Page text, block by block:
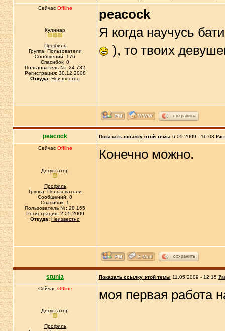
Сейчас Offline
Кулинар
Профиль
Группа: Пользователи
Сообщений: 176
Спасибок: 0
Пользователь №: 24 732
Регистрация: 30.12.2008
Откуда: Неизвестно
peacock
Я когда научусь
), то твоих
сохранить
peacock Показать ссылку этой темы 6.05.2009 - 16:03
Сейчас Offline
Дегустатор
Профиль
Группа: Пользователи
Сообщений: 8
Спасибок: 1
Пользователь №: 28 165
Регистрация: 2.05.2009
Откуда: Неизвестно
Конечно можно.
сохранить
stunia Показать ссылку этой темы 11.05.2009 - 12:15
Сейчас Offline
Дегустатор
Профиль
моя первая работа